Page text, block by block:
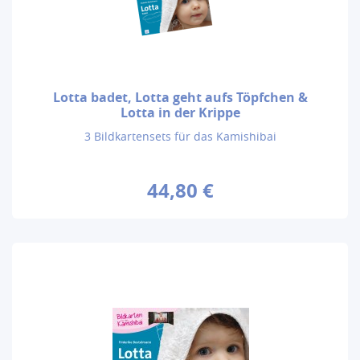
Lotta badet, Lotta geht aufs Töpfchen &
Lotta in der Krippe
3 Bildkartensets für das Kamishibai
44,80 €